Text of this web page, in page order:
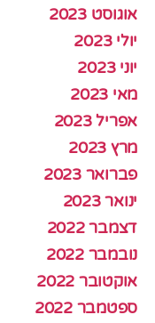
אוגוסט 2023
יולי 2023
יוני 2023
מאי 2023
אפריל 2023
מרץ 2023
פברואר 2023
ינואר 2023
דצמבר 2022
נובמבר 2022
אוקטובר 2022
ספטמבר 2022